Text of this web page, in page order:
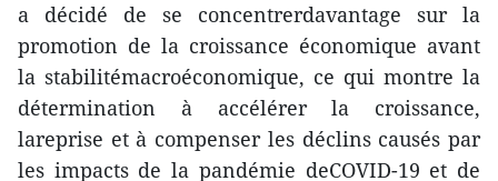
a décidé de se concentrerdavantage sur la
promotion de la croissance économique avant
la stabilitémacroéconomique, ce qui montre la
détermination à accélérer la croissance,
lareprise et à compenser les déclins causés par
les impacts de la pandémie deCOVID-19 et de